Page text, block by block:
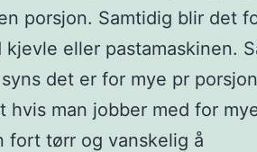
porsjon. Samtidig blir det
eller pastamaskinen.
det er for mye pr
hvis man jobber med for
fort tørr og vanskelig å